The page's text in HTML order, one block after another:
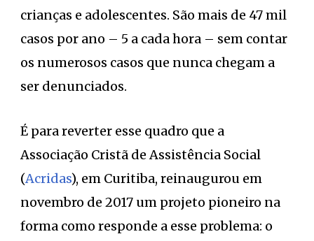
crianças e adolescentes. São mais de 47 mil
casos por ano – 5 a cada hora – sem contar
os numerosos casos que nunca chegam a
ser denunciados.
É para reverter esse quadro que a
Associação Cristã de Assistência Social
(Acridas), em Curitiba, reinaugurou em
novembro de 2017 um projeto pioneiro na
forma como responde a esse problema: o